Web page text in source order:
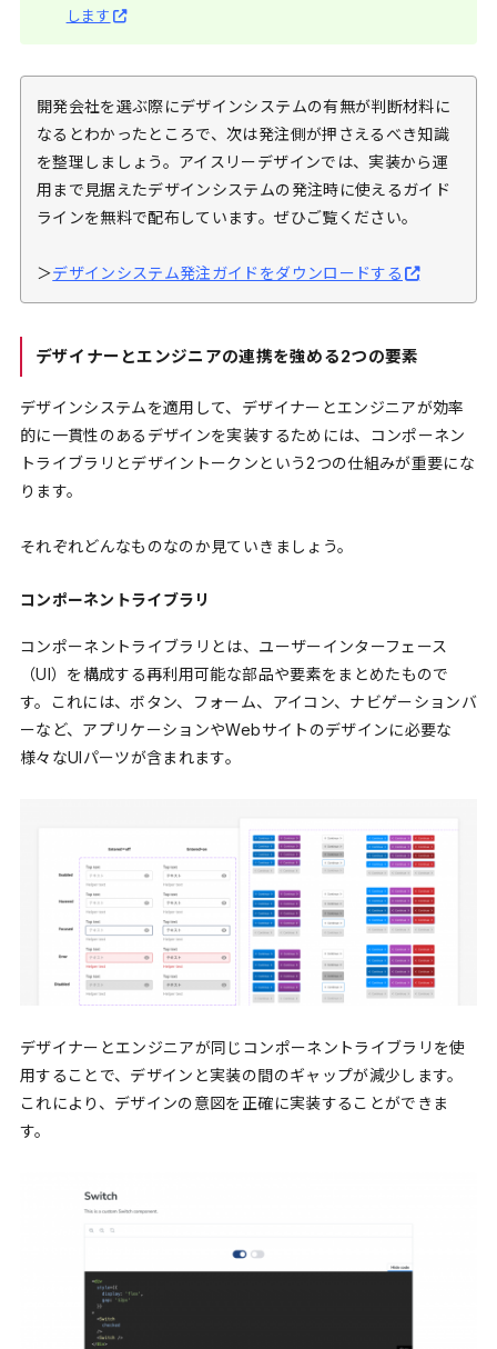
します
開発会社を選ぶ際にデザインシステムの有無が判断材料に
なるとわかったところで、次は発注側が押さえるべき知識
を整理しましょう。アイスリーデザインでは、実装から運
用まで見据えたデザインシステムの発注時に使えるガイド
ラインを無料で配布しています。ぜひご覧ください。
＞デザインシステム発注ガイドをダウンロードする
デザイナーとエンジニアの連携を強める2つの要素
デザインシステムを適用して、デザイナーとエンジニアが効率
的に一貫性のあるデザインを実装するためには、コンポーネン
トライブラリとデザイントークンという2つの仕組みが重要にな
ります。
それぞれどんなものなのか見ていきましょう。
コンポーネントライブラリ
コンポーネントライブラリとは、ユーザーインターフェース
（UI）を構成する再利用可能な部品や要素をまとめたもので
す。これには、ボタン、フォーム、アイコン、ナビゲーションバ
ーなど、アプリケーションやWebサイトのデザインに必要な
様々なUIパーツが含まれます。
デザイナーとエンジニアが同じコンポーネントライブラリを使
用することで、デザインと実装の間のギャップが減少します。
これにより、デザインの意図を正確に実装することができま
す。